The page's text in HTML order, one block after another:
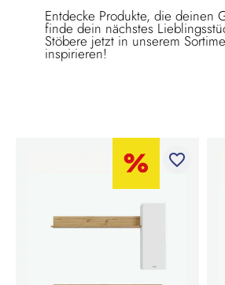
Entdecke Produkte, die deinen
finde dein nächstes
Stöbere jetzt in unserem
inspirieren!
favorite_border